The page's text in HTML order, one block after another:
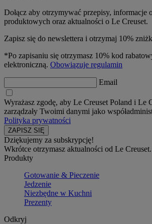
Dołącz aby otrzymywać przepisy, informacje
produktowych oraz aktualności o Le Creuset.
Zapisz się do newslettera i otrzymaj 10%
*Po zapisaniu się otrzymasz 10% kod
elektroniczną. Obowiązuje regulamin
Email
Wyrażasz zgodę, aby Le Creuset Poland i Le
zarządzały Twoimi danymi jako
Polityka prywatności
Dziękujemy za subskrypcję!
Wkrótce otrzymasz aktualności od Le Creuset.
Produkty
Gotowanie & Pieczenie
Jedzenie
Niezbędne w Kuchni
Prezenty
Odkryj